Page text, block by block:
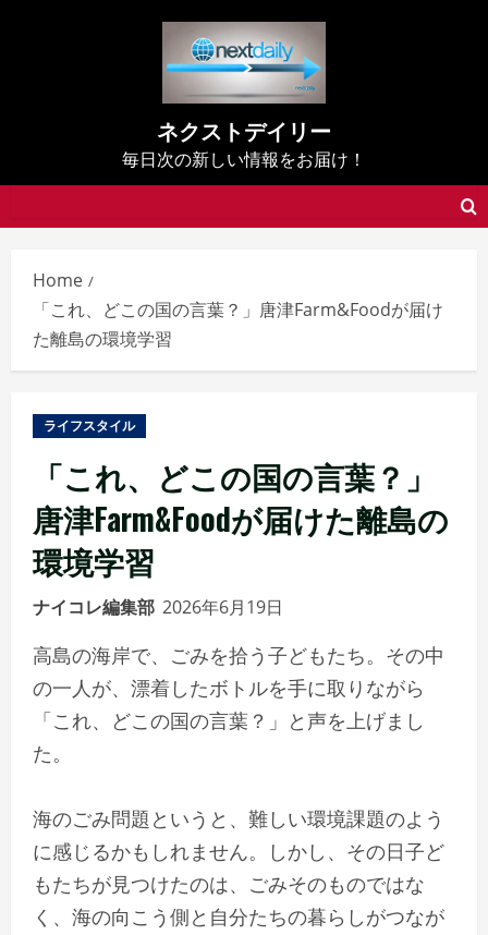
ネクストデイリー
毎日次の新しい情報をお届け！
Home
「これ、どこの国の言葉？」唐津Farm&Foodが届け
た離島の環境学習
ライフスタイル
「これ、どこの国の言葉？」
唐津Farm&Foodが届けた離島の
環境学習
ナイコレ編集部 2026年6月19日
高島の海岸で、ごみを拾う子どもたち。その中
の一人が、漂着したボトルを手に取りながら
「これ、どこの国の言葉？」と声を上げまし
た。
海のごみ問題というと、難しい環境課題のよう
に感じるかもしれません。しかし、その日子ど
もたちが見つけたのは、ごみそのものではな
く、海の向こう側と自分たちの暮らしがつなが